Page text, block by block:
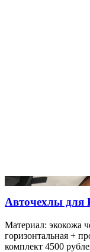
Авточехлы для
Материал: экокожа
горизонтальная +
комплект 4500